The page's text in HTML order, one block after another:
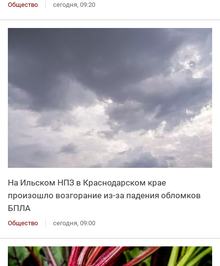
Общество сегодня, 09:20
На Ильском НПЗ в Краснодарском крае
произошло возгорание из-за падения обломков
БПЛА
Общество сегодня, 09:00